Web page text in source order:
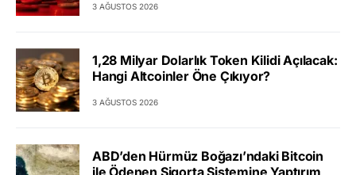
3 AĞUSTOS 2026
1,28 Milyar Dolarlık Token Kilidi Açılacak:
Hangi Altcoinler Öne Çıkıyor?
3 AĞUSTOS 2026
ABD’den Hürmüz Boğazı’ndaki Bitcoin
ile Ödenen Sigorta Sistemine Yaptırım